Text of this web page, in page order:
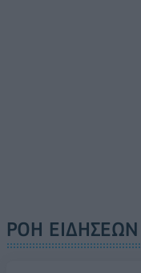
ΡΟΗ ΕΙΔΗΣΕΩΝ